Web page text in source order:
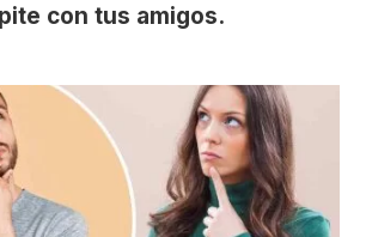
con tus amigos.